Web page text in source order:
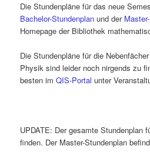
Die Stundenpläne für das neue
Bachelor-Stundenplan und der
Homepage der Bibliothek
Die Stundenpläne für die
Physik sind leider noch nirgends zu
besten imQIS-Portal unter
UPDATE: Der gesamte Stundenplan
finden. Der Master-Stundenplan